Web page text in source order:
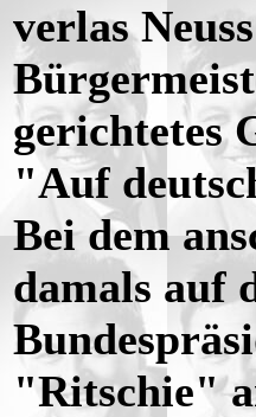
verlas
gerichtetes
"Auf
Bei dem
damals auf
"Ritschie"